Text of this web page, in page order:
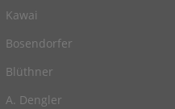
Kawai
Bosendorfer
Blüthner
A. Dengler